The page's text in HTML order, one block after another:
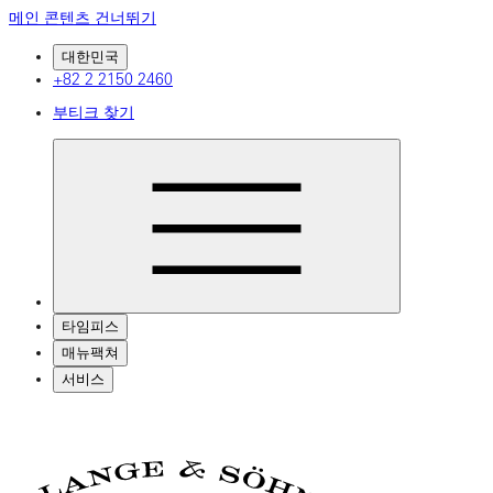
메인 콘텐츠 건너뛰기
대한민국
+82 2 2150 2460
부티크 찾기
타임피스
매뉴팩쳐
서비스